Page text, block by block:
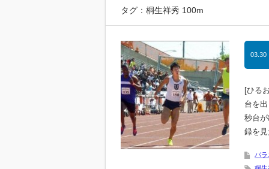
タグ：桐生祥秀 100m
03.30
[ひる
台を
秒台
録を
バラ